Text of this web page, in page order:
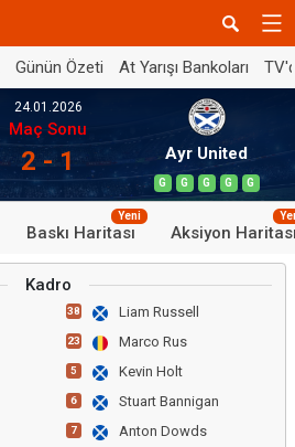
Günün Özeti At Yarışı Bankoları
24.01.2026
Maç Sonu
2 - 1 Ayr United
G G G G G
Baskı Haritası
Yeni
Aksiyon
Kadro
38 Liam Russell
23 Marco Rus
5 Kevin Holt
6 Stuart Bannigan
7 Anton Dowds